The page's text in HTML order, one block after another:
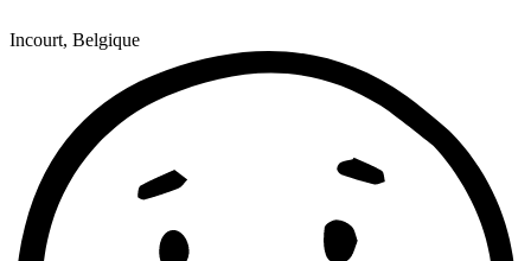
Incourt, Belgique